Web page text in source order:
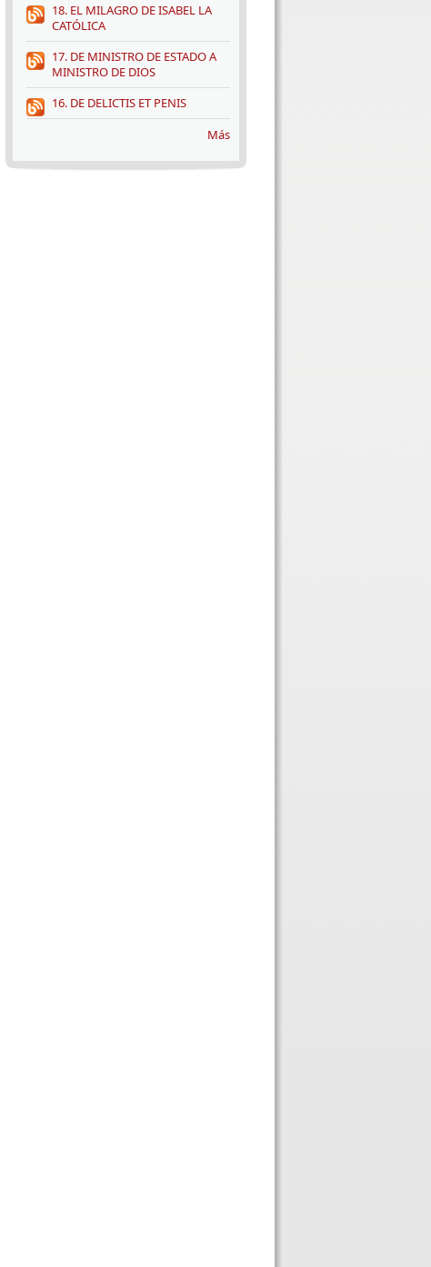
18. EL MILAGRO DE ISABEL LA
CATÓLICA
17. DE MINISTRO DE ESTADO A
MINISTRO DE DIOS
16. DE DELICTIS ET PENIS
Más